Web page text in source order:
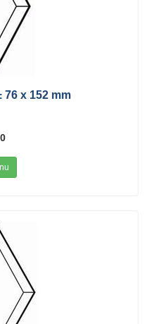
76 x 152 mm